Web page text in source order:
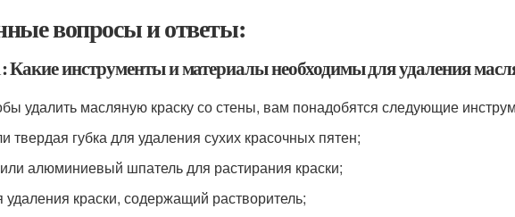
вопросы и ответы:
Какие инструменты и материалы необходимы для удаления
удалить масляную краску со стены, вам понадобятся следующие
твердая губка для удаления сухих красочных пятен;
алюминиевый шпатель для растирания краски;
краски, содержащий растворитель;